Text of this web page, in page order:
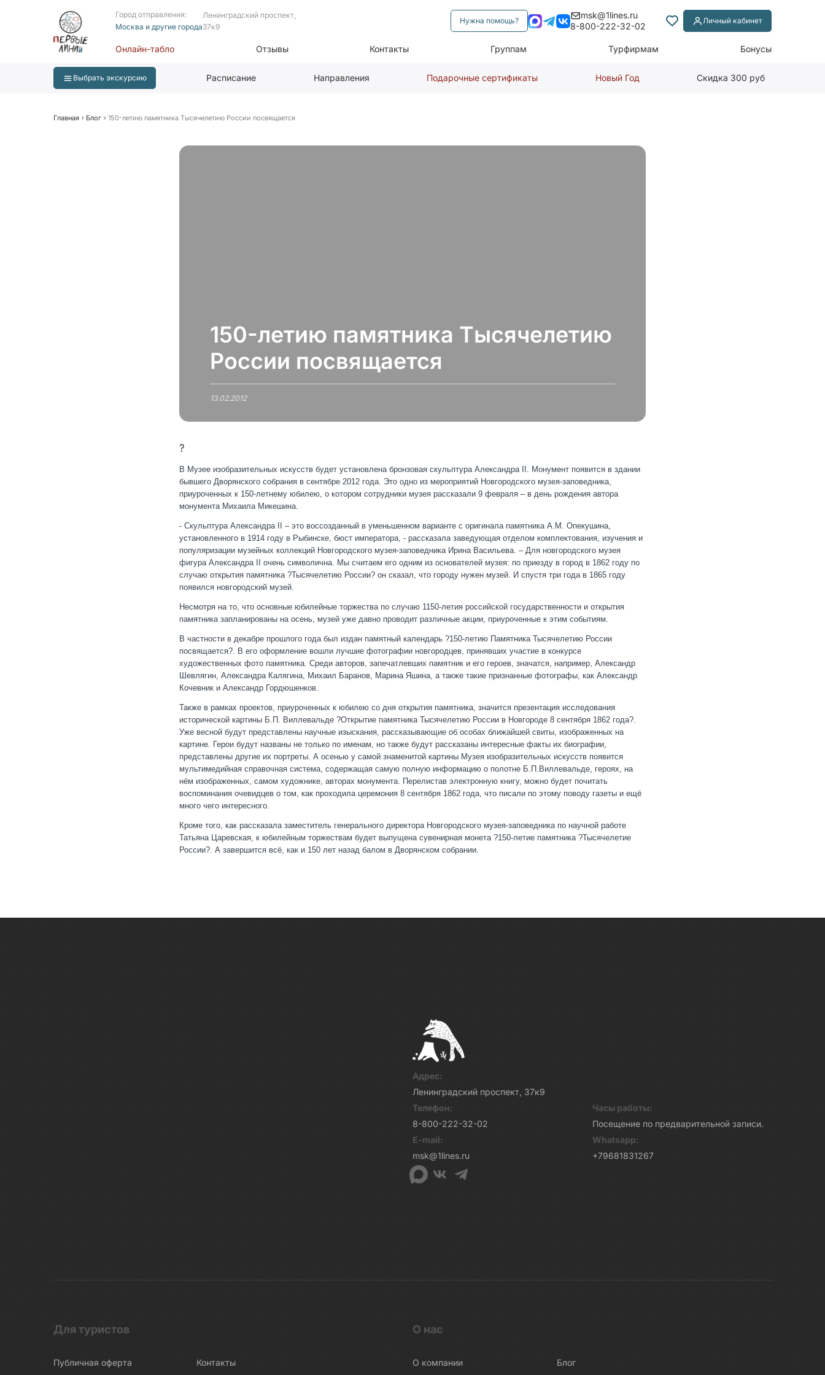
Город отправления:
Москва и другие города
Ленинградский проспект,
37к9
Нужна помощь?
msk@1lines.ru
8-800-222-32-02
Личный кабинет
Онлайн-табло Отзывы Контакты Группам Турфирмам Бонусы
Выбрать экскурсию Расписание Направления Подарочные сертификаты Новый Год Скидка 300 руб
Главная Блог 150-летию памятника Тысячелетию России посвящается
150-летию памятника Тысячелетию
России посвящается
13.02.2012
?
В Музее изобразительных искусств будет установлена бронзовая скульптура Александра II. Монумент появится в здании
бывшего Дворянского собрания в сентябре 2012 года. Это одно из мероприятий Новгородского музея-заповедника,
приуроченных к 150-летнему юбилею, о котором сотрудники музея рассказали 9 февраля – в день рождения автора
монумента Михаила Микешина.
- Скульптура Александра II – это воссозданный в уменьшенном варианте с оригинала памятника А.М. Опекушина,
установленного в 1914 году в Рыбинске, бюст императора, - рассказала заведующая отделом комплектования, изучения и
популяризации музейных коллекций Новгородского музея-заповедника Ирина Васильева. – Для новгородского музея
фигура Александра II очень символична. Мы считаем его одним из основателей музея: по приезду в город в 1862 году по
случаю открытия памятника ?Тысячелетию России? он сказал, что городу нужен музей. И спустя три года в 1865 году
появился новгородский музей.
Несмотря на то, что основные юбилейные торжества по случаю 1150-летия российской государственности и открытия
памятника запланированы на осень, музей уже давно проводит различные акции, приуроченные к этим событиям.
В частности в декабре прошлого года был издан памятный календарь ?150-летию Памятника Тысячелетию России
посвящается?. В его оформление вошли лучшие фотографии новгородцев, принявших участие в конкурсе
художественных фото памятника. Среди авторов, запечатлевших памятник и его героев, значатся, например, Александр
Шевлягин, Александра Калягина, Михаил Баранов, Марина Яшина, а также такие признанные фотографы, как Александр
Кочевник и Александр Гордюшенков.
Также в рамках проектов, приуроченных к юбилею со дня открытия памятника, значится презентация исследования
исторической картины Б.П. Виллевальде ?Открытие памятника Тысячелетию России в Новгороде 8 сентября 1862 года?.
Уже весной будут представлены научные изыскания, рассказывающие об особах ближайшей свиты, изображенных на
картине. Герои будут названы не только по именам, но также будут рассказаны интересные факты их биографии,
представлены другие их портреты. А осенью у самой знаменитой картины Музея изобразительных искусств появится
мультимедийная справочная система, содержащая самую полную информацию о полотне Б.П.Виллевальде, героях, на
нём изображенных, самом художнике, авторах монумента. Перелистав электронную книгу, можно будет почитать
воспоминания очевидцев о том, как проходила церемония 8 сентября 1862 года, что писали по этому поводу газеты и ещё
много чего интересного.
Кроме того, как рассказала заместитель генерального директора Новгородского музея-заповедника по научной работе
Татьяна Царевская, к юбилейным торжествам будет выпущена сувенирная монета ?150-летие памятника ?Тысячелетие
России?. А завершится всё, как и 150 лет назад балом в Дворянском собрании.
Адрес:
Ленинградский проспект, 37к9
Телефон:
8-800-222-32-02
Часы работы:
Посещение по предварительной записи.
E-mail:
msk@1lines.ru
Whatsapp:
+79681831267
Для туристов
Публичная оферта Контакты
О нас
О компании Блог